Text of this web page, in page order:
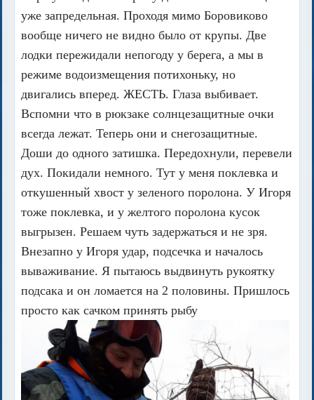
уже запредельная. Проходя мимо Боровиково
вообще ничего не видно было от крупы. Две
лодки пережидали непогоду у берега, а мы в
режиме водоизмещения потихоньку, но
двигались вперед. ЖЕСТЬ. Глаза выбивает.
Вспомни что в рюкзаке солнцезащитные очки
всегда лежат. Теперь они и снегозащитные.
Доши до одного затишка. Передохнули, перевели
дух. Покидали немного. Тут у меня поклевка и
откушенный хвост у зеленого поролона. У Игоря
тоже поклевка, и у желтого поролона кусок
выгрызен. Решаем чуть задержаться и не зря.
Внезапно у Игоря удар, подсечка и началось
вываживание. Я пытаюсь выдвинуть рукоятку
подсака и он ломается на 2 половины. Пришлось
просто как сачком принять рыбу